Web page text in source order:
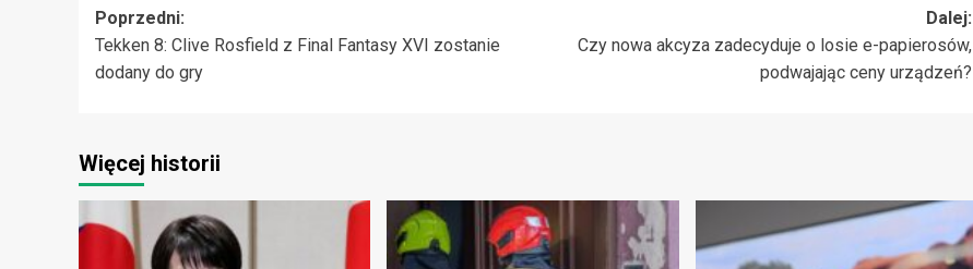
Zobacz
wpisy
Poprzedni:
Tekken 8: Clive Rosfield z Final Fantasy XVI zostanie
dodany do gry
Dalej:
Czy nowa akcyza zadecyduje o losie e-papierosów,
podwajając ceny urządzeń?
Więcej historii